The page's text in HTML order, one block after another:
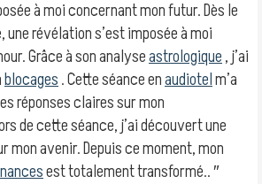
à moi concernant mon futur. Dès le
une révélation s’est imposée à moi
Grâce à son analyseastrologique, j’ai
blocages. Cette séance enaudiotelm’a
réponses claires sur mon
de cette séance, j’ai découvert une
mon avenir. Depuis ce moment, mon
est totalement transformé.. ″